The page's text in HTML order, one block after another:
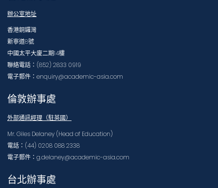
辦公室地址
香港銅鑼灣
新寧道8號
中國太平大廈二期14樓
聯絡電話：(852) 2833 0919
電子郵件：enquiry@academic-asia.com
倫敦辦事處
外部通訊經理（駐英國）
Mr. Giles Delaney (Head of Education)
電話：(44) 0208 088 2338
電子郵件：g.delaney@academic-asia.com
台北辦事處